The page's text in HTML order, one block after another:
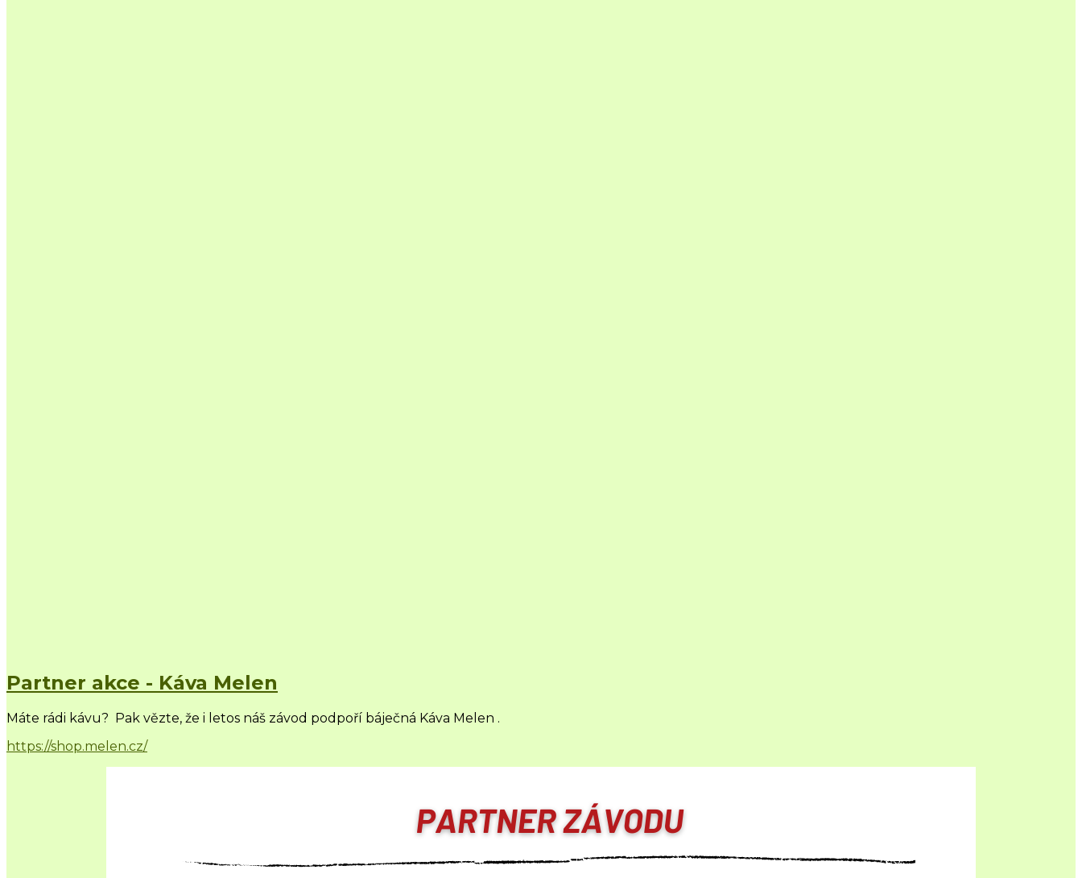
Partner akce - Káva Melen
Máte rádi kávu? Pak vězte, že i letos náš závod podpoří báječná Káva Melen .
https://shop.melen.cz/